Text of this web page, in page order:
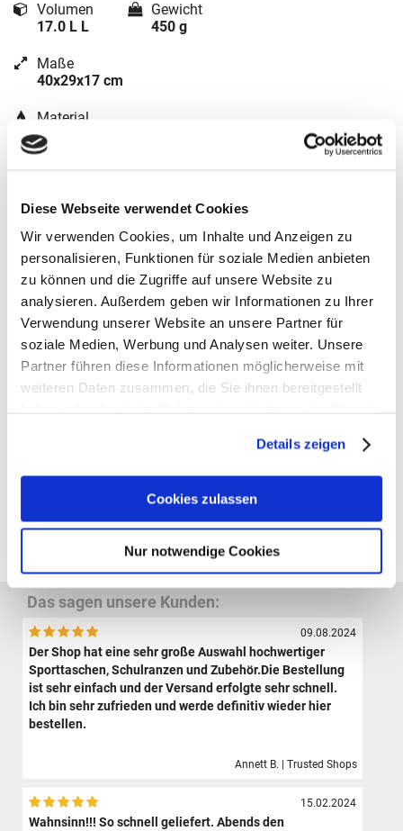
Diese Webseite verwendet Cookies
Wir verwenden Cookies, um Inhalte und Anzeigen zu
personalisieren, Funktionen für soziale Medien anbieten
zu können und die Zugriffe auf unsere Website zu
analysieren. Außerdem geben wir Informationen zu Ihrer
Verwendung unserer Website an unsere Partner für
soziale Medien, Werbung und Analysen weiter. Unsere
Partner führen diese Informationen möglicherweise mit
weiteren Daten zusammen, die Sie ihnen bereitgestellt
Details zeigen
Cookies zulassen
Nur notwendige Cookies
Volumen
17.0 L L
Gewicht
450 g
Maße
40x29x17 cm
Material
100 % recyceltes Polyester
Alle Preise verstehen sich inklusive der gesetzl. MwSt. und zzgl.
(ab 39,00 € Bestellwert versandkostenfrei!)
Das sagen unsere Kunden:
09.08.2024
Der Shop hat eine sehr große Auswahl hochwertiger
Sporttaschen, Schulranzen und Zubehör.Die Bestellung
ist sehr einfach und der Versand erfolgte sehr schnell.
Ich bin sehr zufrieden und werde definitiv wieder hier
bestellen.
Annett B. | Trusted Shops
15.02.2024
Wahnsinn!!! So schnell geliefert. Abends den